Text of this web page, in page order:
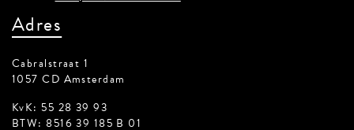
Adres
Cabralstraat 1
1057 CD Amsterdam
KvK: 55 28 39 93
BTW: 8516 39 185 B 01